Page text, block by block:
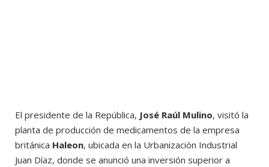
El presidente de la República, José Raúl Mulino, visitó la
planta de producción de medicamentos de la empresa
británica Haleon, ubicada en la Urbanización Industrial
Juan Díaz, donde se anunció una inversión superior a